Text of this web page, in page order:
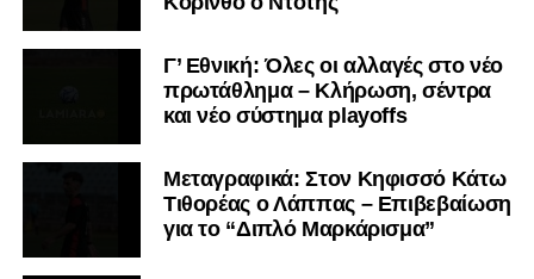
Γ’ Εθνική: Όλες οι αλλαγές στο νέο
πρωτάθλημα – Κλήρωση, σέντρα
και νέο σύστημα playoffs
Μεταγραφικά: Στον Κηφισσό Κάτω
Τιθορέας ο Λάππας – Επιβεβαίωση
για το “Διπλό Μαρκάρισμα”